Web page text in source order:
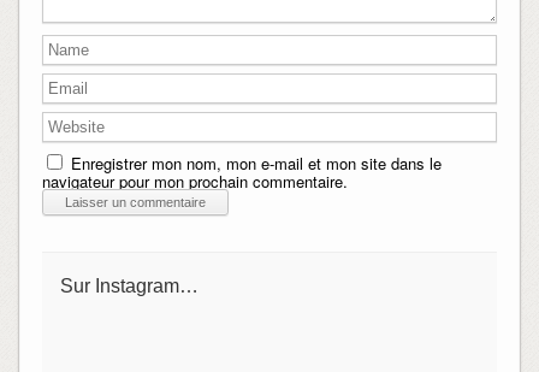
Enregistrer mon nom, mon e-mail et mon site dans le
navigateur pour mon prochain commentaire.
Sur Instagram…